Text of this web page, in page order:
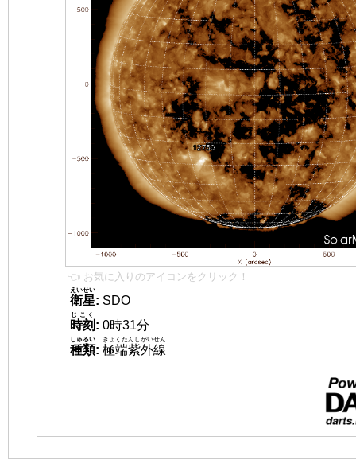
👈 お気に入りのアイコンをクリック！
衛星
えいせい
: SDO
時刻
じこく
: 0時31分
種類
しゅるい
: 極端紫外線
きょくたんしがいせん